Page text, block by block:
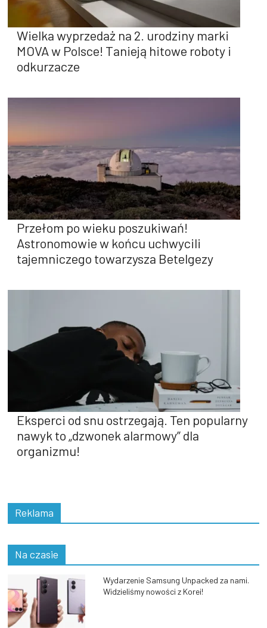
Wielka wyprzedaż na 2. urodziny marki
MOVA w Polsce! Tanieją hitowe roboty i
odkurzacze
Przełom po wieku poszukiwań!
Astronomowie w końcu uchwycili
tajemniczego towarzysza Betelgezy
Eksperci od snu ostrzegają. Ten popularny
nawyk to „dzwonek alarmowy” dla
organizmu!
Reklama
Na czasie
Wydarzenie Samsung Unpacked za nami.
Widzieliśmy nowości z Korei!